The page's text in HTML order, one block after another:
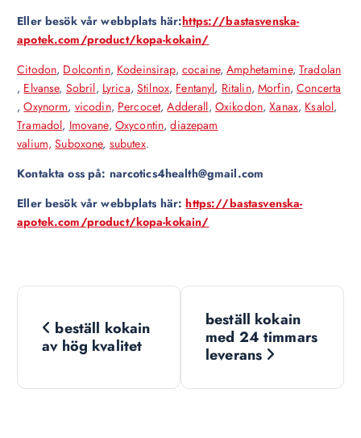
Eller besök vår webbplats här:https://bastasvenska-
apotek.com/product/kopa-kokain/
Citodon, Dolcontin, Kodeinsirap, cocaine,Amphetamine, Tradolan
, Elvanse, Sobril, Lyrica,Stilnox, Fentanyl, Ritalin,Morfin,Concerta
,Oxynorm, vicodin, Percocet,Adderall, Oxikodon,Xanax, Ksalol,
Tramadol, Imovane, Oxycontin,diazepam
valium, Suboxone, subutex.
Kontakta oss på: narcotics4health@gmail.com
Eller besök vår webbplats här:https://bastasvenska-
apotek.com/product/kopa-kokain/
N
v
beställ kokain
av hög kvalitet
beställ kokain
med 24 timmars
leverans